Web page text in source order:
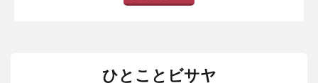
ひとことビサヤ